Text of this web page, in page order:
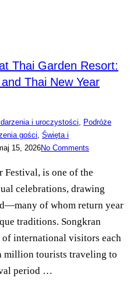
Thai Garden Resort:
Thai New Year
i uroczystości, Podróże
gości, Święta i
15, 2026No Comments
Festival, is one of the
celebrations, drawing
of whom return year
traditions. Songkran
of international visitors each
million tourists traveling to
period …